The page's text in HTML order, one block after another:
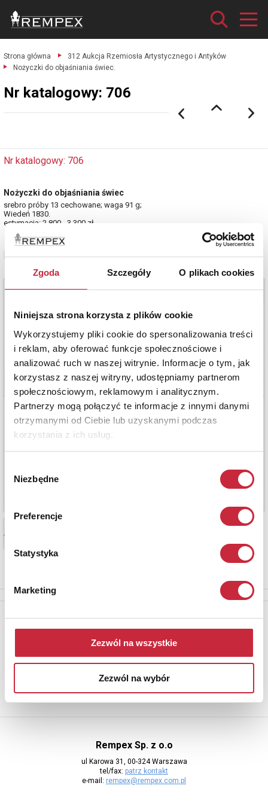
Zgoda Szczegóły O plikach cookies
Niniejsza strona korzysta z plików cookie
Wykorzystujemy pliki cookie do spersonalizowania treści
i reklam, aby oferować funkcje społecznościowe i
analizować ruch w naszej witrynie. Informacje o tym, jak
korzystasz z naszej witryny, udostępniamy partnerom
społecznościowym, reklamowym i analitycznym.
Partnerzy mogą połączyć te informacje z innymi danymi
otrzymanymi od Ciebie lub uzyskanymi podczas
korzystania z ich usług.
zgody
Niezbędne
Preferencje
Statystyka
Marketing
Zezwól na wszystkie
Zezwól na wybór
Strona główna
312 Aukcja Rzemiosła Artystycznego i Antyków
Nożyczki do objaśniania świec.
Nr katalogowy: 706
Nr katalogowy: 706
Nożyczki do objaśniania świec
srebro próby 13 cechowane; waga 91 g;
Wiedeń 1830.
estymacja: 2 800 - 3 300 zł
Zobacz pełne informacje
Newsletter
adres e-mail
Rempex Sp. z o.o
ul Karowa 31, 00-324 Warszawa
tel/fax: patrz kontakt
e-mail: rempex@rempex.com.pl